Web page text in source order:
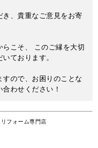
、貴重なご意見をお寄
こそ、 このご縁を大切
ております。
ので、お困りのことな
わせください！
フォーム専門店